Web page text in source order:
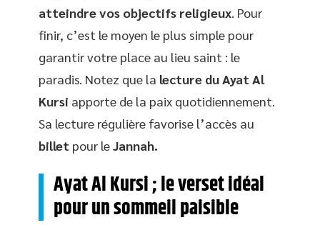
atteindre vos objectifs religieux. Pour
finir, c’est le moyen le plus simple pour
garantir votre place au lieu saint : le
paradis. Notez que la lecture du Ayat Al
Kursi apporte de la paix quotidiennement.
Sa lecture régulière favorise l’accès au
billet pour leJannah.
Ayat Al Kursi ; le verset idéal
pour un sommeil paisible